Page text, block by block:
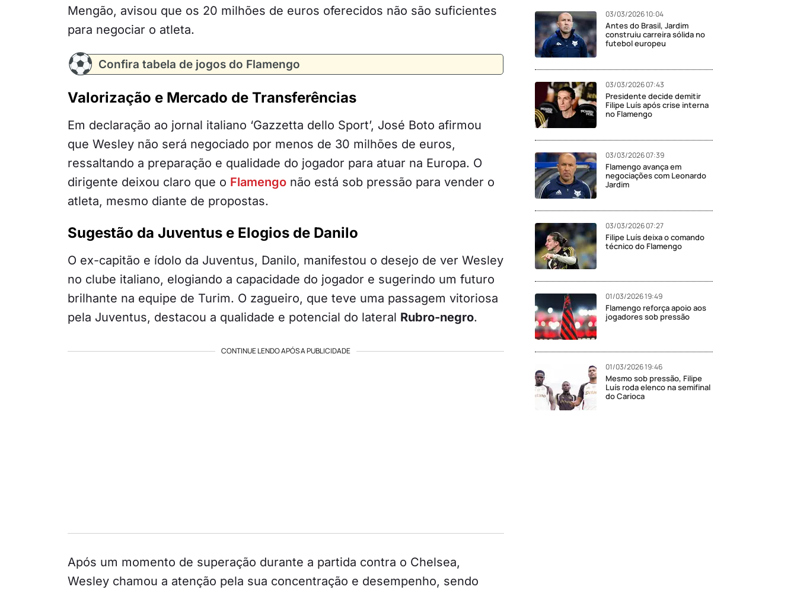
Mengão, avisou que os 20 milhões de euros oferecidos não são suficientes
para negociar o atleta.
Confira tabela de jogos do Flamengo
Valorização e Mercado de Transferências
Em declaração ao jornal italiano ‘Gazzetta dello Sport’, José Boto afirmou
que Wesley não será negociado por menos de 30 milhões de euros,
ressaltando a preparação e qualidade do jogador para atuar na Europa. O
dirigente deixou claro que o Flamengo não está sob pressão para vender o
atleta, mesmo diante de propostas.
Sugestão da Juventus e Elogios de Danilo
O ex-capitão e ídolo da Juventus, Danilo, manifestou o desejo de ver Wesley
no clube italiano, elogiando a capacidade do jogador e sugerindo um futuro
brilhante na equipe de Turim. O zagueiro, que teve uma passagem vitoriosa
pela Juventus, destacou a qualidade e potencial do lateral Rubro-negro.
CONTINUE LENDO APÓS A PUBLICIDADE
Após um momento de superação durante a partida contra o Chelsea,
Wesley chamou a atenção pela sua concentração e desempenho, sendo
03/03/2026 10:04
Antes do Brasil, Jardim
construiu carreira sólida no
futebol europeu
03/03/2026 07:43
Presidente decide demitir
Filipe Luís após crise interna
no Flamengo
03/03/2026 07:39
Flamengo avança em
negociações com Leonardo
Jardim
03/03/2026 07:27
Filipe Luís deixa o comando
técnico do Flamengo
01/03/2026 19:49
Flamengo reforça apoio aos
jogadores sob pressão
01/03/2026 19:46
Mesmo sob pressão, Filipe
Luís roda elenco na semifinal
do Carioca